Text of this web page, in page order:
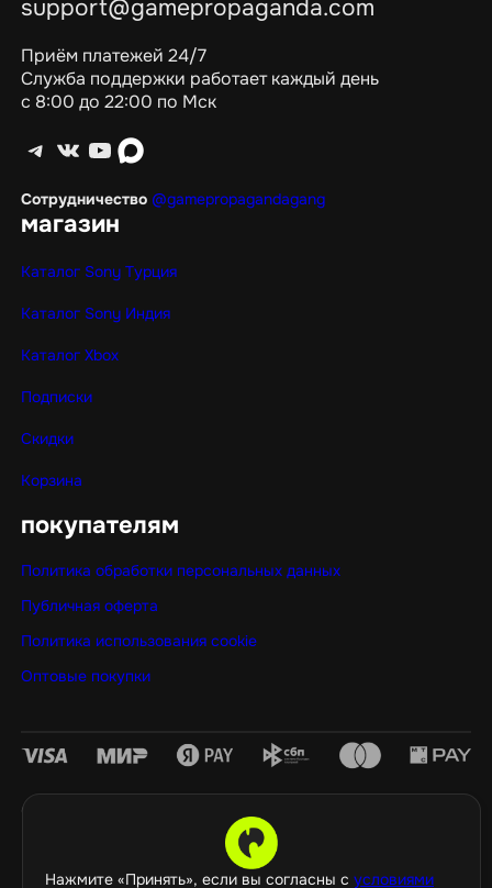
Нажмите «Принять», если вы согласны с условиями
support@gamepropaganda.com
Приём платежей 24/7
Служба поддержки работает каждый день
с 8:00 до 22:00 по Мск
Telegram ВКонтакте YouTube max
Сотрудничество @gamepropagandagang
магазин
Каталог Sony Турция
Каталог Sony Индия
Каталог Xbox
Подписки
Скидки
Корзина
покупателям
Политика обработки персональных данных
Публичная оферта
Политика использования cookie
Оптовые покупки
©️ 2026 GamePropaganda